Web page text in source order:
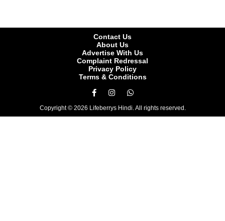
Contact Us
About Us
Advertise With Us
Complaint Redressal
Privacy Policy
Terms & Conditions
Copyright © 2026 Lifeberrys Hindi. All rights reserved.